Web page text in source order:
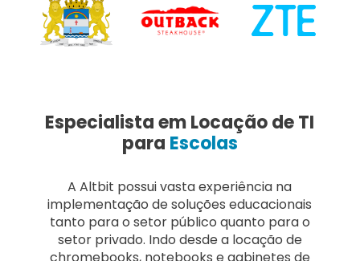
Especialista em Locação de TI
para Escolas
A Altbit possui vasta experiência na
implementação de soluções educacionais
tanto para o setor público quanto para o
setor privado. Indo desde a locação de